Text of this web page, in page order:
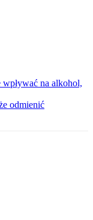
na alkohol,
odmienić